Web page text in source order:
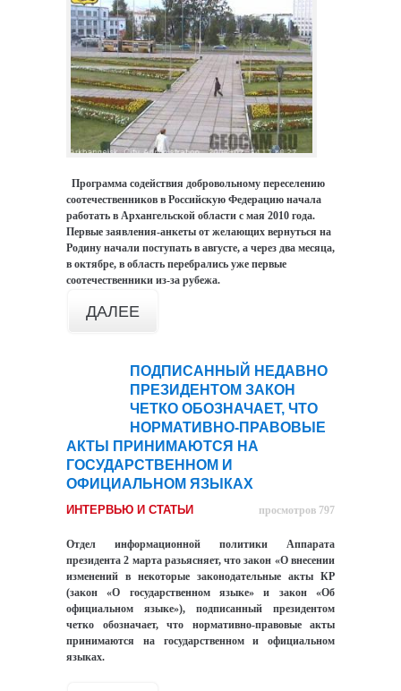
Программа содействия добровольному переселению
соотечественников в Российскую Федерацию начала
работать в Архангельской области с мая 2010 года.
Первые заявления-анкеты от желающих вернуться на
Родину начали поступать в августе, а через два месяца,
в октябре, в область перебрались уже первые
соотечественники из-за рубежа.
ДАЛЕЕ
ПОДПИСАННЫЙ НЕДАВНО
ПРЕЗИДЕНТОМ ЗАКОН
ЧЕТКО ОБОЗНАЧАЕТ, ЧТО
НОРМАТИВНО-ПРАВОВЫЕ
АКТЫ ПРИНИМАЮТСЯ НА
ГОСУДАРСТВЕННОМ И
ОФИЦИАЛЬНОМ ЯЗЫКАХ
ИНТЕРВЬЮ И СТАТЬИ просмотров 797
Отдел информационной политики Аппарата
президента 2 марта разьясняет, что закон «О внесении
изменений в некоторые законодательные акты КР
(закон «О государственном языке» и закон «Об
официальном языке»), подписанный президентом
четко обозначает, что нормативно-правовые акты
принимаются на государственном и официальном
языках.